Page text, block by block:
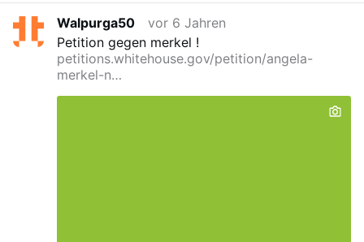
Walpurga50
vor 6 Jahren
Petition gegen merkel !
petitions.whitehouse.gov/petition/angela-
merkel-n…